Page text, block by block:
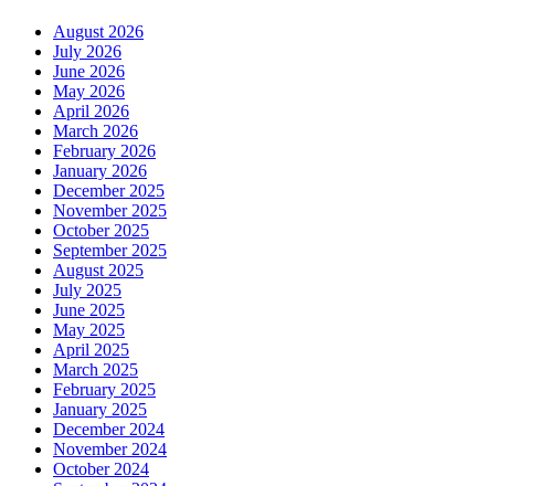
August 2026
July 2026
June 2026
May 2026
April 2026
March 2026
February 2026
January 2026
December 2025
November 2025
October 2025
September 2025
August 2025
July 2025
June 2025
May 2025
April 2025
March 2025
February 2025
January 2025
December 2024
November 2024
October 2024